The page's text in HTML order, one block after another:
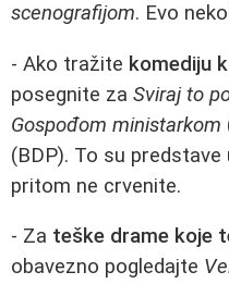
scenografijom. Evo
- Ako tražite komediju
posegnite za Sviraj to
Gospođom ministarkom
(BDP). To su
pritom ne crvenite.
- Za teške drame koje
obavezno pogledajte